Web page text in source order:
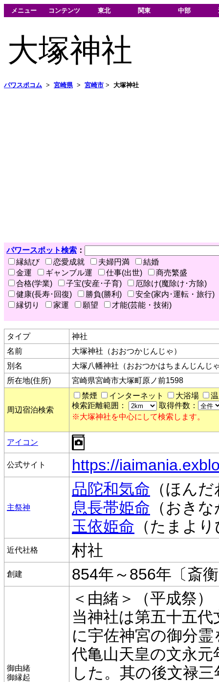
メニュー コンテンツ 東北 関東 中部
大塚神社
パワスポコム > 宮崎県> 宮崎市 > 大塚神社
パワースポット検索 ：
縁結び
恋愛成就 夫婦円満
結婚
金運
ギャンブル運 仕事(出世)
商売繁盛
合格(学業)
子宝(安産･子育)
厄除け(魔除け･方除)
健康(長寿･回復)
勝負(勝利)
安全(家内･運転・旅行)
縁切り
家運 願望 才能(芸能・技術)
タイプ
神社
名前
大塚神社（おおつかじんじゃ）
別名
大塚八幡神社（おおつかはちまんじんじ
所在地(住所)
宮崎県宮崎市大塚町原ノ前1598
周辺宿泊検索
禁煙 インターネット 大浴場
検索距離範囲：
取得件数：
※大塚神社を中心にして検索します。
アイコン
公式サイト https://
主祭神
品陀和気命 （ほん
息長帯姫命 （おき
玉依姫命 （たまよ
近代社格 村社
創建 854年～856年〔斎
御由緒
御縁起
＜由緒＞（平成祭）
当神社は第五十五
に宇佐神宮の御分
代亀山天皇の文永
した。其の後文禄